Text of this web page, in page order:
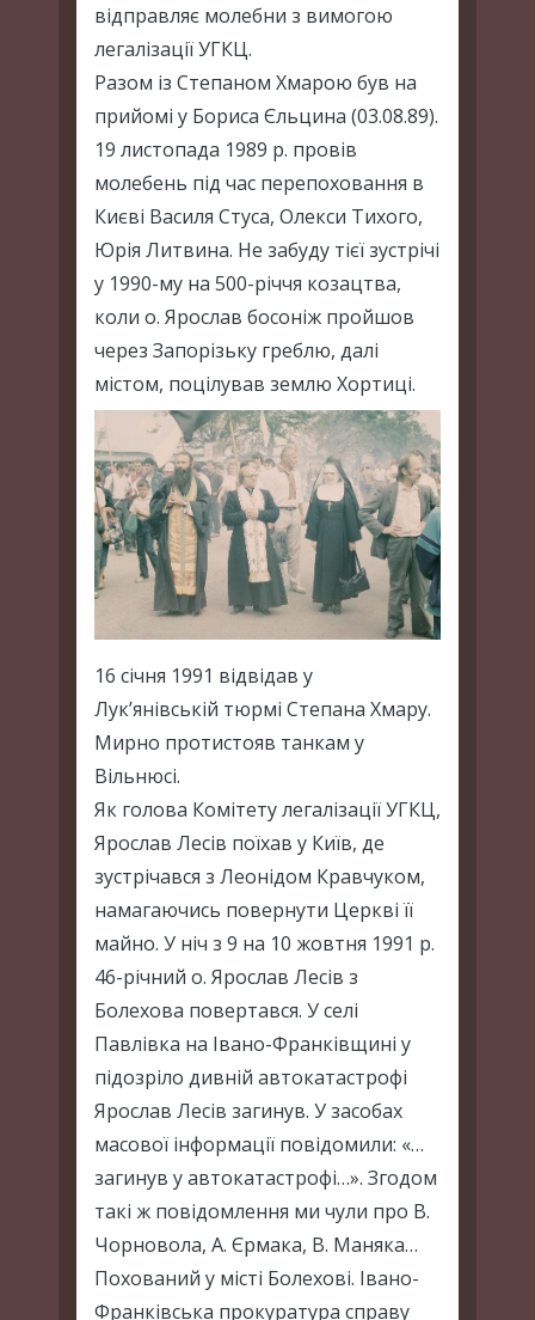
відправляє молебни з вимогою
легалізації УГКЦ.
Разом із Степаном Хмарою був на
прийомі у Бориса Єльцина (03.08.89).
19 листопада 1989 р. провів
молебень під час перепоховання в
Києві Василя Стуса, Олекси Тихого,
Юрія Литвина. Не забуду тієї зустрічі
у 1990-му на 500-річчя козацтва,
коли о. Ярослав босоніж пройшов
через Запорізьку греблю, далі
містом, поцілував землю Хортиці.
16 січня 1991 відвідав у
Лук’янівській тюрмі Степана Хмару.
Мирно протистояв танкам у
Вільнюсі.
Як голова Комітету легалізації УГКЦ,
Ярослав Лесів поїхав у Київ, де
зустрічався з Леонідом Кравчуком,
намагаючись повернути Церкві її
майно. У ніч з 9 на 10 жовтня 1991 р.
46-річний о. Ярослав Лесів з
Болехова повертався. У селі
Павлівка на Івано-Франківщині у
підозріло дивній автокатастрофі
Ярослав Лесів загинув. У засобах
масової інформації повідомили: «…
загинув у автокатастрофі…». Згодом
такі ж повідомлення ми чули про В.
Чорновола, А. Єрмака, В. Маняка…
Похований у місті Болехові. Івано-
Франківська прокуратура справу